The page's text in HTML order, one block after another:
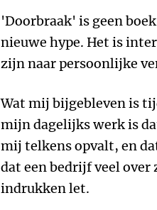
'Doorbraak' is geen
nieuwe hype. Het is
zijn naar persoonlijke
Wat mij bijgebleven is
mijn dagelijks werk is
mij telkens opvalt, en
dat een bedrijf veel over
indrukken let.